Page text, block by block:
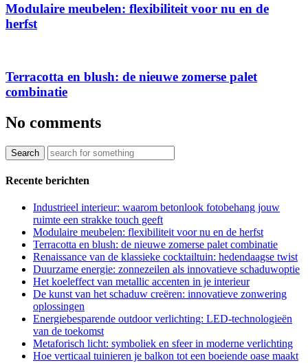
Modulaire meubelen: flexibiliteit voor nu en de
herfst
Terracotta en blush: de nieuwe zomerse palet
combinatie
No comments
Recente berichten
Industrieel interieur: waarom betonlook fotobehang jouw
ruimte een strakke touch geeft
Modulaire meubelen: flexibiliteit voor nu en de herfst
Terracotta en blush: de nieuwe zomerse palet combinatie
Renaissance van de klassieke cocktailtuin: hedendaagse twist
Duurzame energie: zonnezeilen als innovatieve schaduwoptie
Het koeleffect van metallic accenten in je interieur
De kunst van het schaduw creëren: innovatieve zonwering
oplossingen
Energiebesparende outdoor verlichting: LED-technologieën
van de toekomst
Metaforisch licht: symboliek en sfeer in moderne verlichting
Hoe verticaal tuinieren je balkon tot een boeiende oase maakt